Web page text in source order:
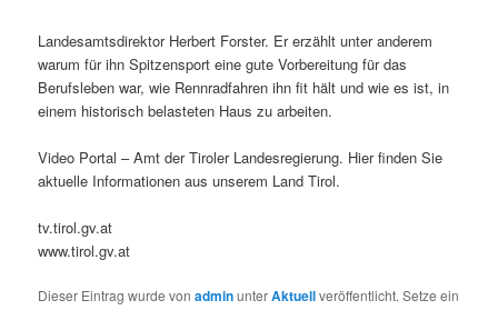
Landesamtsdirektor Herbert Forster. Er erzählt unter anderem
warum für ihn Spitzensport eine gute Vorbereitung für das
Berufsleben war, wie Rennradfahren ihn fit hält und wie es ist, in
einem historisch belasteten Haus zu arbeiten.
Video Portal – Amt der Tiroler Landesregierung. Hier finden Sie
aktuelle Informationen aus unserem Land Tirol.
tv.tirol.gv.at
www.tirol.gv.at
Dieser Eintrag wurde vonadminunterAktuellveröffentlicht. Setze ein